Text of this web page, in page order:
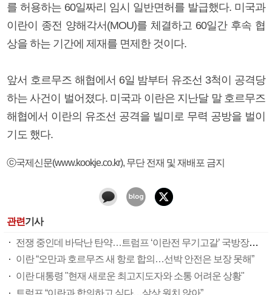
를 허용하는 60일짜리 임시 일반면허를 발급했다. 미국과
이란이 종전 양해각서(MOU)를 체결하고 60일간 후속 협
상을 하는 기간에 제재를 면제한 것이다.
앞서 호르무즈 해협에서 6일 밤부터 유조선 3척이 공격당
하는 사건이 벌어졌다. 미국과 이란은 지난달 말 호르무즈
해협에서 이란의 유조선 공격을 빌미로 무력 공방을 벌이
기도 했다.
ⓒ국제신문(www.kookje.co.kr), 무단 전재 및 재배포 금지
관련기사
전쟁 중인데 바닥난 탄약…트럼프 ‘이란전 무기고갈’ 국방장관 질책
이란 “오만과 호르무즈 새 항로 합의…선박 안전은 보장 못해”
이란 대통령 "현재 새로운 최고지도자와 소통 어려운 상황"
트럼프 “이란과 합의하고 싶다…살상 원치 않아”